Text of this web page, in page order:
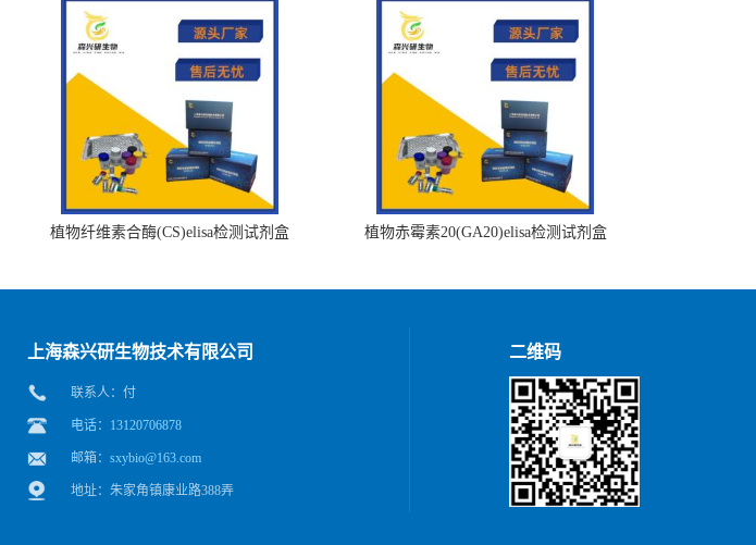
植物纤维素合酶(CS)elisa检测试剂盒 植物赤霉素20(GA20)elisa检测试剂盒
上海森兴研生物技术有限公司
联系人：付
电话：13120706878
邮箱： sxybio@163.com
地址：朱家角镇康业路388弄
二维码